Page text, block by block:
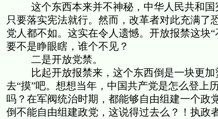
这个东西本来并不神秘，中华人民共和
只要落实宪法就行。然而，改革者对此充满
党人都不如。这实在令人遗憾。开放报禁这块
要不是睁眼瞎，谁个不见？
二是开放党禁。
比起开放报禁来，这个东西倒是一块更
去“摸”吧。想想当年，中国共产党是怎么登上
吗？在军阀统治时期，都能够自由组建一个政
倒不能自由组建政党，这说得过去么？！执政